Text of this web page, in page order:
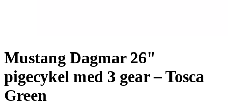
Mustang Dagmar 26"
pigecykel med 3 gear – Tosca
Green